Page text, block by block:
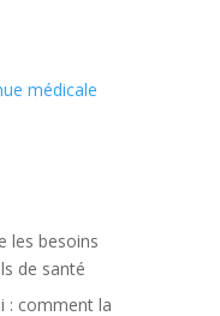
médicale
les besoins
de santé
: comment la